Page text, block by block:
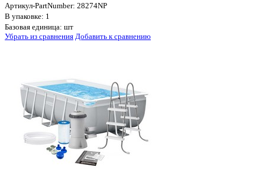
Артикул-PartNumber: 28274NP
В упаковке: 1
Базовая единица: шт
Убрать из сравнения Добавить к сравнению